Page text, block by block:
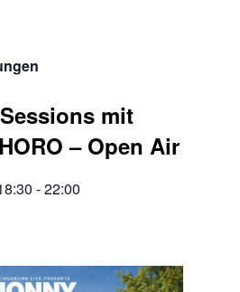
mit
– Open Air
-22:00